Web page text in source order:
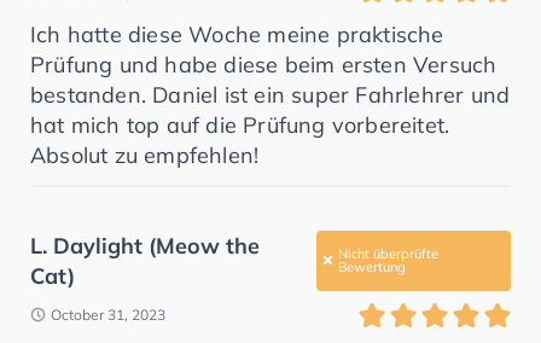
Ich hatte diese Woche meine praktische
Prüfung und habe diese beim ersten Versuch
bestanden. Daniel ist ein super Fahrlehrer und
hat mich top auf die Prüfung vorbereitet.
Absolut zu empfehlen!
L. Daylight (Meow the
Cat)
Nicht überprüfte
Bewertung
October 31, 2023